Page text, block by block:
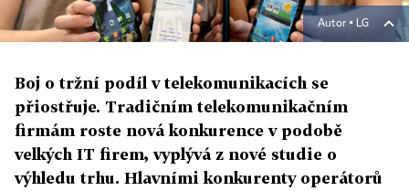
Autor ▪ LG
Boj o tržní podíl v telekomunikacích se
přiostřuje. Tradičním telekomunikačním
firmám roste nová konkurence v podobě
velkých IT firem, vyplývá z nové studie o
výhledu trhu. Hlavními konkurenty operátorů